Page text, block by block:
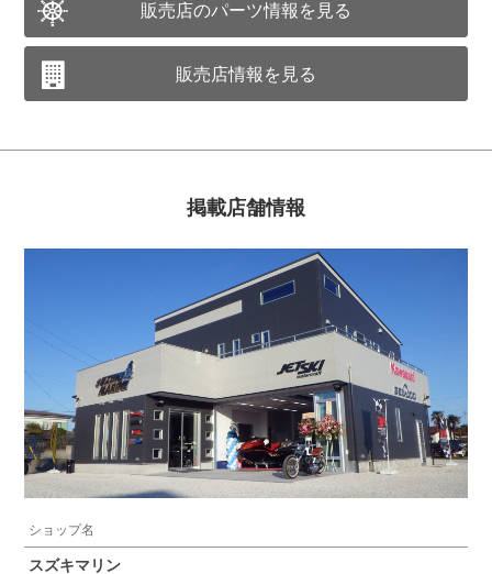
販売店のパーツ情報を見る
販売店情報を見る
掲載店舗情報
ショップ名
スズキマリン